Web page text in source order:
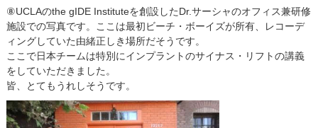
⑧UCLAのthe gIDE Instituteを創設したDr.サーシャのオフィス兼研修
施設での写真です。ここは最初ビーチ・ボーイズが所有、レコーデ
ィングしていた由緒正しき場所だそうです。
ここで日本チームは特別にインプラントのサイナス・リフトの講義
をしていただきました。
皆、とてもうれしそうです。